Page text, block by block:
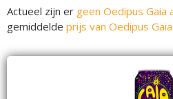
Actueel zijn er geen Oedipus Gaia
gemiddelde prijs van Oedipus Gaia